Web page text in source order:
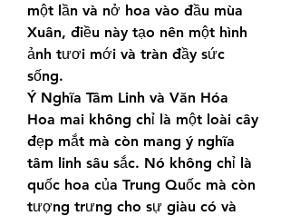
một lần và nở hoa vào đầu mùa
Xuân, điều này tạo nên một hình
ảnh tươi mới và tràn đầy sức
sống.
Ý Nghĩa Tâm Linh và Văn Hóa
Hoa mai không chỉ là một loài cây
đẹp mắt mà còn mang ý nghĩa
tâm linh sâu sắc. Nó không chỉ là
quốc hoa của Trung Quốc mà còn
tượng trưng cho sự giàu có và